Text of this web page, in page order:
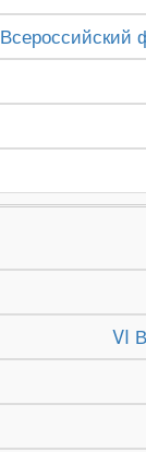
Всероссийский
VI